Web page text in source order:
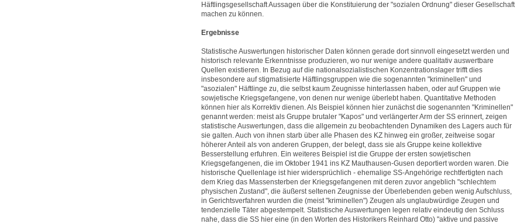
Häftlingsgesellschaft Aussagen über die Konstituierung der "sozialen Ordnung" dieser Gesellschaft
machen zu können.
Ergebnisse
Statistische Auswertungen historischer Daten können gerade dort sinnvoll eingesetzt werden und
historisch relevante Erkenntnisse produzieren, wo nur wenige andere qualitativ auswertbare
Quellen existieren. In Bezug auf die nationalsozialistischen Konzentrationslager trifft dies
insbesondere auf stigmatisierte Häftlingsgruppen wie die sogenannten "kriminellen" und
"asozialen" Häftlinge zu, die selbst kaum Zeugnisse hinterlassen haben, oder auf Gruppen wie
sowjetische Kriegsgefangene, von denen nur wenige überlebt haben. Quantitative Methoden
können hier als Korrektiv dienen. Als Beispiel können hier zunächst die sogenannten "Kriminellen"
genannt werden: meist als Gruppe brutaler "Kapos" und verlängerter Arm der SS erinnert, zeigen
statistische Auswertungen, dass die allgemein zu beobachtenden Dynamiken des Lagers auch für
sie galten. Auch von ihnen starb über alle Phasen des KZ hinweg ein großer, zeitweise sogar
höherer Anteil als von anderen Gruppen, der belegt, dass sie als Gruppe keine kollektive
Besserstellung erfuhren. Ein weiteres Beispiel ist die Gruppe der ersten sowjetischen
Kriegsgefangenen, die im Oktober 1941 ins KZ Mauthausen-Gusen deportiert worden waren. Die
historische Quellenlage ist hier widersprüchlich - ehemalige SS-Angehörige rechtfertigten nach
dem Krieg das Massensterben der Kriegsgefangenen mit deren zuvor angeblich "schlechtem
physischen Zustand", die äußerst seltenen Zeugnisse der Überlebenden geben wenig Aufschluss,
in Gerichtsverfahren wurden die (meist "kriminellen") Zeugen als unglaubwürdige Zeugen und
tendenzielle Täter abgestempelt. Statistische Auswertungen legen relativ eindeutig den Schluss
nahe, dass die SS hier eine (in den Worten des Historikers Reinhard Otto) "aktive und passive